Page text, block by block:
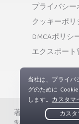
プライバシ
クッキーポリ
DMCAポリシ
エクスポー
著作権 © Private